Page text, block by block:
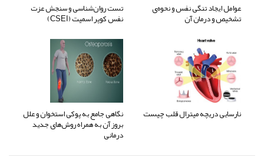
عوامل ایجاد تنگی نفس و نحوه‌ی
تشخیص و درمان آن
تست روان‌شناسی و سنجش عزت
نفس کوپر اسمیت (CSEI)
نارسایی دریچه میترال قلب چیست نگاهی جامع به پوکی استخوان و علل
بروز آن به همراه روش‌های جدید
درمانی